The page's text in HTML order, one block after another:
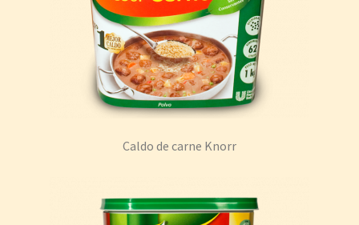
Caldo de carne Knorr